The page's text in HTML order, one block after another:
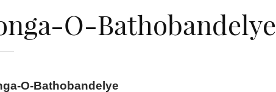
O-Bathobandelye
O-Bathobandelye